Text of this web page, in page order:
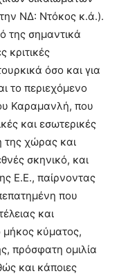
ΝΔ: Ντόκος κ.ά.).
της σημαντικά
κριτικές
όσο και για
το περιεχόμενο
Καραμανλή, που
και εσωτερικές
της χώρας και
σκηνικό, και
Ε.Ε., παίρνοντας
που
και
μήκος κύματος,
πρόσφατη ομιλία
και κάποιες